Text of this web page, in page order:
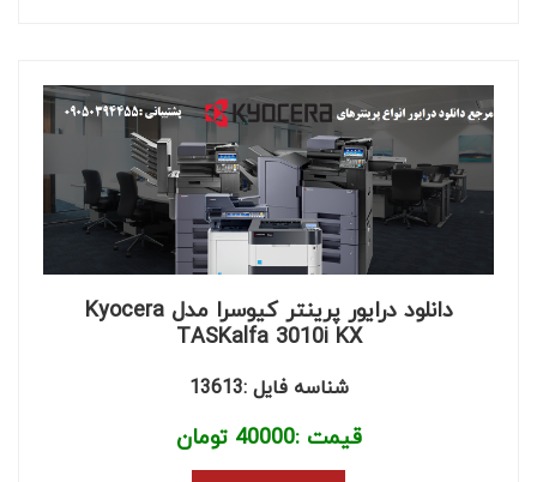
دانلود درایور پرینتر کیوسرا مدل Kyocera
TASKalfa 3010i KX
شناسه فایل :13613
قیمت :40000 تومان